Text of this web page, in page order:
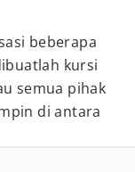
beberapa
kursi
semua pihak
di antara